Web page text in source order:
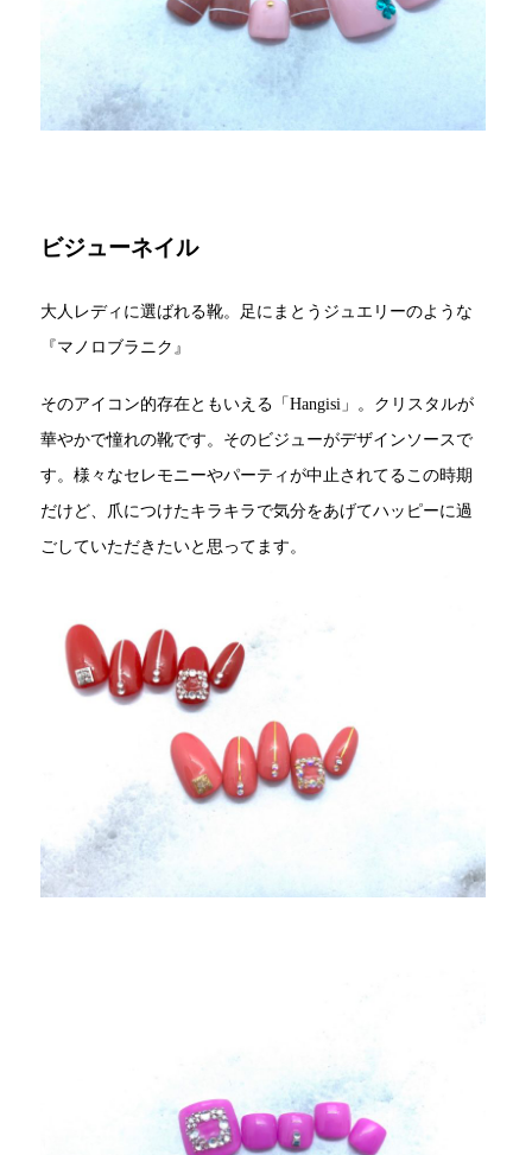
ビジューネイル
大人レディに選ばれる靴。足にまとうジュエリーのような
『マノロブラニク』
そのアイコン的存在ともいえる「Hangisi」。クリスタルが
華やかで憧れの靴です。そのビジューがデザインソースで
す。様々なセレモニーやパーティが中止されてるこの時期
だけど、爪につけたキラキラで気分をあげてハッピーに過
ごしていただきたいと思ってます。